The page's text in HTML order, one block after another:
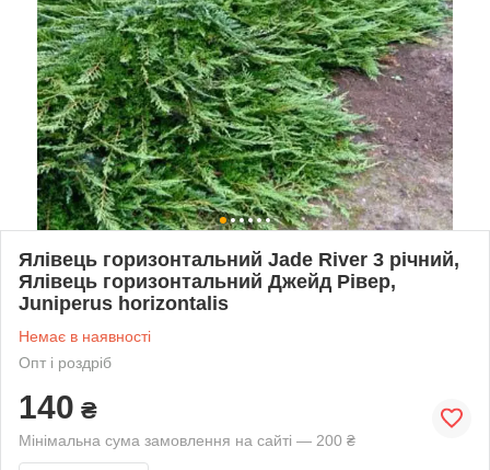
Ялівець горизонтальний Jade River 3 річний,
Ялівець горизонтальний Джейд Рівер,
Juniperus horizontalis
Немає в наявності
Опт і роздріб
140 ₴
Мінімальна сума замовлення на сайті — 200 ₴